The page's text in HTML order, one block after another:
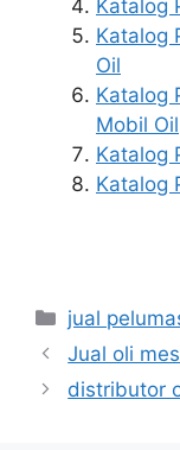
Katalog
Katalog
Oil
Katalog
Mobil Oil
Katalog
Katalog
jual
Jual oli
distributor